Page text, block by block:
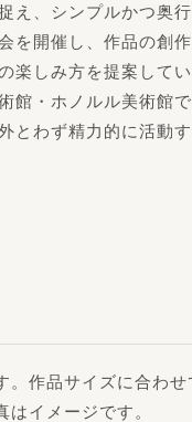
え、シンプルかつ奥
を開催し、作品の創
楽しみ方を提案してい
館・ホノルル美術館
とわず精力的に活動す
作品サイズに合わ
イメージです。